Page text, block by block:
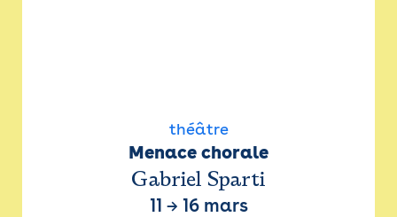
théâtre
Menace chorale
Gabriel Sparti
11 → 16 mars